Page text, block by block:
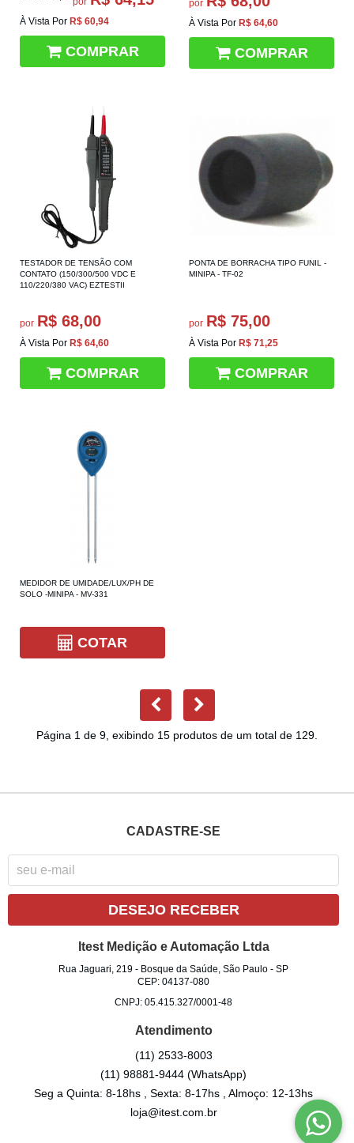
À Vista Por R$ 60,94
COMPRAR
por
À Vista Por R$ 64,60
COMPRAR
TESTADOR DE TENSÃO COM
CONTATO (150/300/500 VDC E
110/220/380 VAC) EZTESTII
por R$ 68,00
À Vista Por R$ 64,60
COMPRAR
PONTA DE BORRACHA TIPO FUNIL -
MINIPA - TF-02
por R$ 75,00
À Vista Por R$ 71,25
COMPRAR
MEDIDOR DE UMIDADE/LUX/PH DE
SOLO -MINIPA - MV-331
COTAR
Página 1 de 9, exibindo 15 produtos de um total de 129.
CADASTRE-SE
DESEJO RECEBER
Itest Medição e Automação Ltda
Rua Jaguari, 219 - Bosque da Saúde, São Paulo -SP
CEP: 04137-080
CNPJ: 05.415.327/0001-48
Atendimento
(11) 2533-8003
(11) 98881-9444(WhatsApp)
Seg a Quinta: 8-18hs , Sexta: 8-17hs , Almoço: 12-13hs
loja@itest.com.br